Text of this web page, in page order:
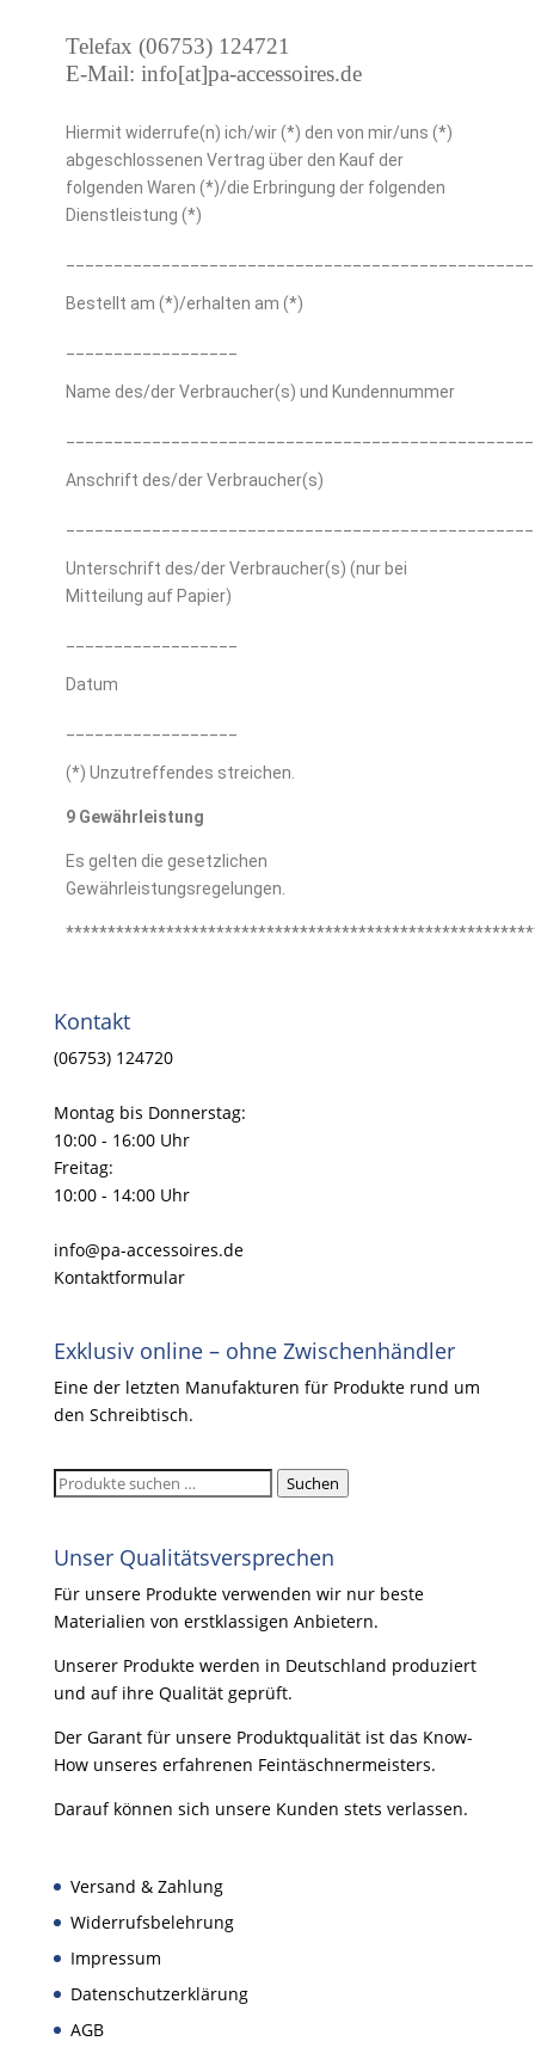
Telefax (06753) 124721
E-Mail: info[at]pa-accessoires.de
Hiermit widerrufe(n) ich/wir (*) den von mir/uns (*)
abgeschlossenen Vertrag über den Kauf der
folgenden Waren (*)/die Erbringung der folgenden
Dienstleistung (*)
Bestellt am (*)/erhalten am (*)
Name des/der Verbraucher(s) und Kundennummer
Anschrift des/der Verbraucher(s)
Unterschrift des/der Verbraucher(s) (nur bei
Mitteilung auf Papier)
Datum
(*) Unzutreffendes streichen.
9 Gewährleistung
Es gelten die gesetzlichen
Gewährleistungsregelungen.
Kontakt
(06753) 124720
Montag bis Donnerstag:
10:00 - 16:00 Uhr
Freitag:
10:00 - 14:00 Uhr
info@pa-accessoires.de
Kontaktformular
Exklusiv online – ohne Zwischenhändler
Eine der letzten Manufakturen für Produkte rund um
den Schreibtisch.
Suchen
Unser Qualitätsversprechen
Für unsere Produkte verwenden wir nur beste
Materialien von erstklassigen Anbietern.
Unserer Produkte werden in Deutschland produziert
und auf ihre Qualität geprüft.
Der Garant für unsere Produktqualität ist das Know-
How unseres erfahrenen Feintäschnermeisters.
Darauf können sich unsere Kunden stets verlassen.
Versand & Zahlung
Widerrufsbelehrung
Impressum
Datenschutzerklärung
AGB